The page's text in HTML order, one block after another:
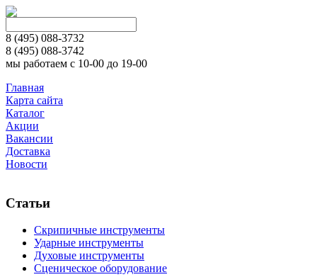
8 (495) 088-3732
8 (495) 088-3742
мы работаем с 10-00 до 19-00
Главная
Карта сайта
Каталог
Акции
Вакансии
Доставка
Новости
Статьи
Скрипичные инструменты
Ударные инструменты
Духовые инструменты
Сценическое оборудование